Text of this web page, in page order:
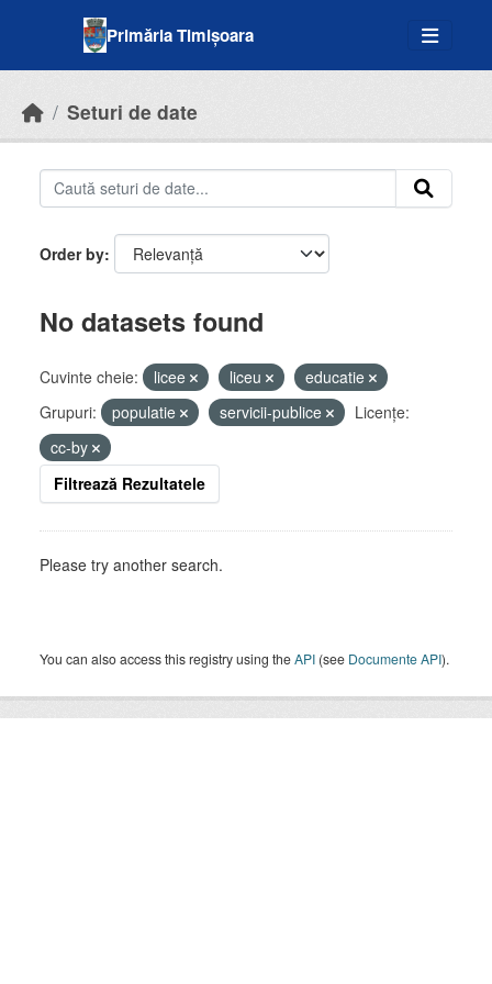
Primăria Timișoara
Seturi de date
Order by
No datasets found
Cuvinte cheie: licee liceu
educatie
Grupuri:
populatie servicii-publice
Licenţe:
cc-by
Filtrează Rezultatele
Please try another search.
You can also access this registry using theAPI (see Documente API).